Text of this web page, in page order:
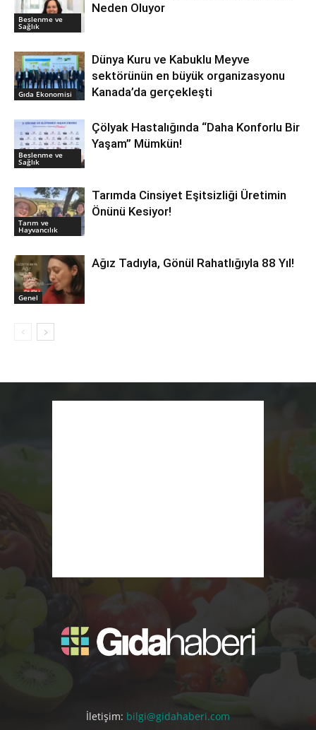
Beslenme ve
Sağlık
Neden Oluyor
Gıda Ekonomisi
Dünya Kuru ve Kabuklu Meyve
sektörünün en büyük organizasyonu
Kanada’da gerçekleşti
Beslenme ve
Sağlık
Çölyak Hastalığında “Daha Konforlu Bir
Yaşam” Mümkün!
Tarım ve
Hayvancılık
Tarımda Cinsiyet Eşitsizliği Üretimin
Önünü Kesiyor!
Genel
Ağız Tadıyla, Gönül Rahatlığıyla 88 Yıl!
İletişim: bilgi@gidahaberi.com